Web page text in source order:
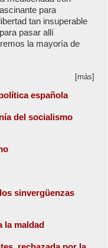
para
tan insuperable
pasar allí
la mayoría de
[más]
española
del socialismo
sinvergüenzas
la maldad